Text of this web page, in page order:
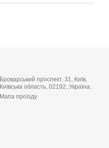
Броварський проспект, 31, Київ,
Київська область, 02192, Україна.
Мапа проїзду